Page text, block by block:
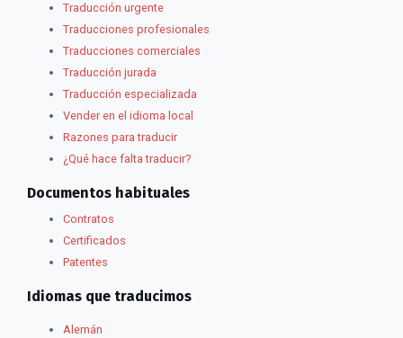
Traducción urgente
Traducciones profesionales
Traducciones comerciales
Traducción jurada
Traducción especializada
Vender en el idioma local
Razones para traducir
¿Qué hace falta traducir?
Documentos habituales
Contratos
Certificados
Patentes
Idiomas que traducimos
Alemán